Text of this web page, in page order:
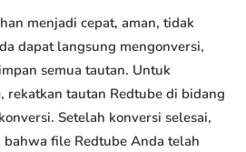
menjadi cepat, aman, tidak
dapat langsung mengonversi,
semua tautan. Untuk
rekatkan tautan Redtube di bidang
Setelah konversi selesai,
file Redtube Anda telah